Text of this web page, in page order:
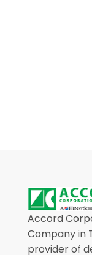
Accord
Company in
provider of